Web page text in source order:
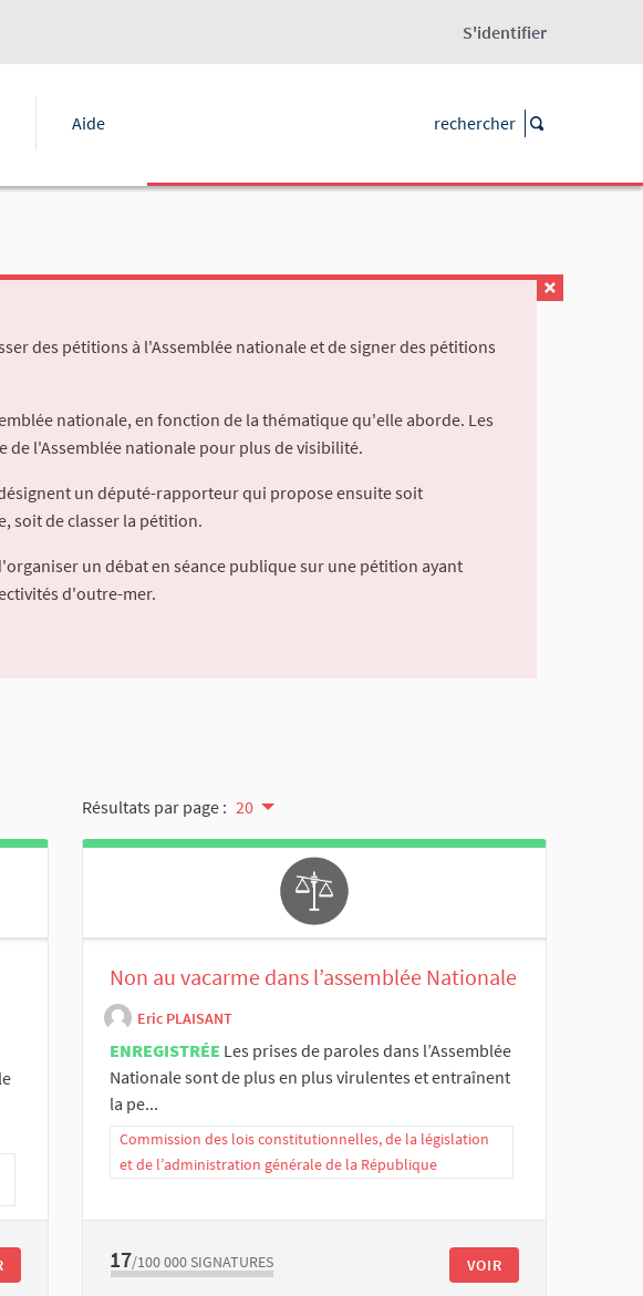
S'identifier
Aide
des pétitions à l'Assemblée nationale et de signer des pétitions
nationale, en fonction de la thématique qu'elle aborde. Les
de l'Assemblée nationale pour plus de visibilité.
un député-rapporteur qui propose ensuite soit
soit de classer la pétition.
un débat en séance publique sur une pétition ayant
d'outre-mer.
Résultats par page : 20
Non au vacarme dans l’assemblée Nationale
Eric PLAISANT
ENREGISTRÉE Les prises de paroles dans l’Assemblée
Nationale sont de plus en plus virulentes et entraînent
la pe...
Commission des lois constitutionnelles, de la législation
et de l’administration générale de la République
17/100 000 SIGNATURES VOIR